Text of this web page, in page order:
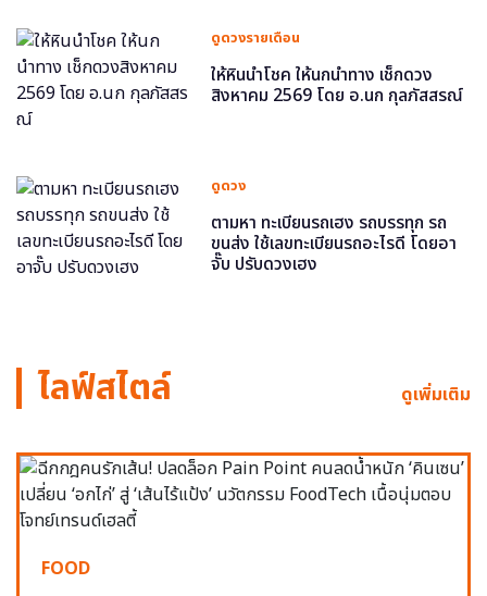
ดูดวงรายเดือน
ให้หินนำโชค ให้นกนำทาง เช็กดวง
สิงหาคม 2569 โดย อ.นก กุลภัสสรณ์
ดูดวง
ตามหา ทะเบียนรถเฮง รถบรรทุก รถ
ขนส่ง ใช้เลขทะเบียนรถอะไรดี โดยอา
จั๊บ ปรับดวงเฮง
ไลฟ์สไตล์ ดูเพิ่มเติม
FOOD